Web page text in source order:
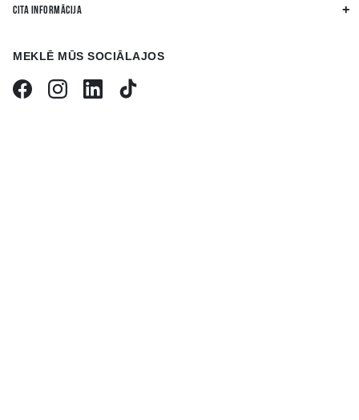
CITA INFORMĀCIJA
MEKLĒ MŪS SOCIĀLAJOS